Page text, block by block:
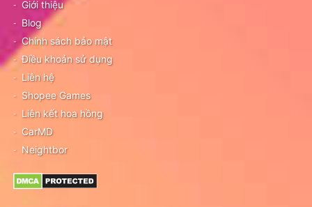
Giới thiệu
Blog
Chính sách bảo mật
Điều khoản sử dụng
Liên hệ
Shopee Games
Liên kết hoa hồng
CarMD
Neightbor